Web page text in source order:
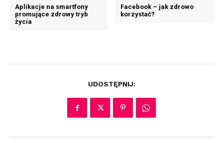
Aplikacje na smartfony
promujące zdrowy tryb
życia
Facebook – jak zdrowo
korzystać?
UDOSTĘPNIJ: